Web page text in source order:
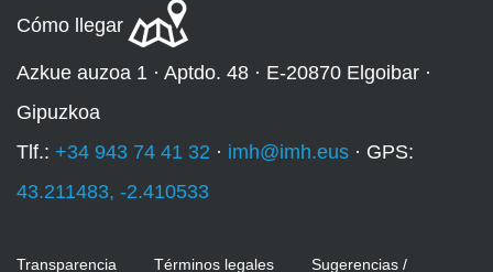
Cómo llegar
Azkue auzoa 1 · Aptdo. 48 · E-20870 Elgoibar ·
Gipuzkoa
Tlf.: +34 943 74 41 32 · imh@imh.eus · GPS:
43.211483, -2.410533
Transparencia Términos legales Sugerencias /